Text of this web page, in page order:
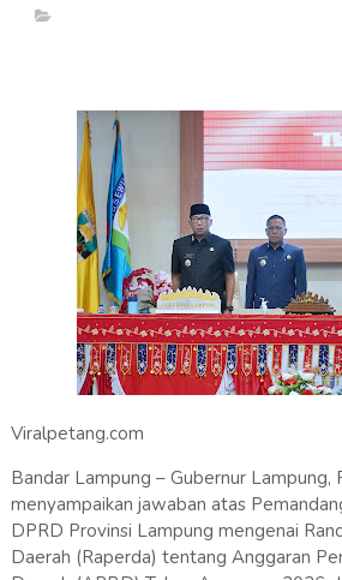
Viralpetang.com
Bandar Lampung – Gubernur Lampung,
menyampaikan jawaban atas
DPRD Provinsi Lampung mengenai
Daerah (Raperda) tentang Anggaran